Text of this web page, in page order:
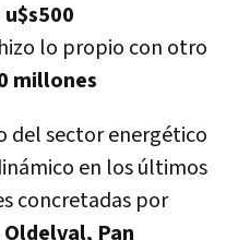
hizo lo propio con otro
millones
del sector energético
en los últimos
concretadas por
Pan